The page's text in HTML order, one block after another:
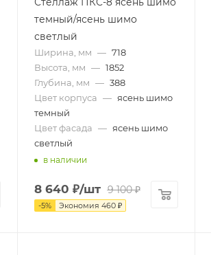
темный/ясень шимо
светлый
Ширина, мм — 718
Высота, мм — 1852
Глубина, мм — 388
Цвет корпуса — ясень шимо
темный
Цвет фасада — ясень шимо
светлый
в наличии
8 640 ₽/шт 9 100₽
-5% Экономия 460₽